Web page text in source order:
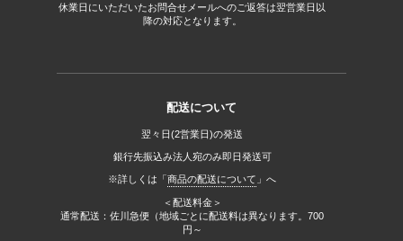
休業日にいただいたお問合せメールへのご返答は翌営業日以
降の対応となります。
配送について
翌々日(2営業日)の発送
銀行先振込み法人宛のみ即日発送可
※詳しくは「商品の配送について 」へ
＜配送料金＞
通常配送：佐川急便（地域ごとに配送料は異なります。700
円～